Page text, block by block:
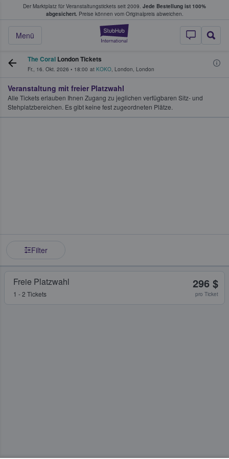
Der Marktplatz für Veranstaltungstickets seit 2009. Jede Bestellung ist 100%
abgesichert. Preise können vom Originalpreis abweichen.
StubHub - Wo
Menü
Tickets kaufen & verkaufen
The Coral London Tickets
Fr., 16. Okt. 2026 • 18:00 at KOKO, London, London
Veranstaltung mit freier Platzwahl
Alle Tickets erlauben Ihnen Zugang zu jeglichen verfügbaren Sitz- und
Stehplatzbereichen. Es gibt keine fest zugeordneten Plätze.
Filter
Freie Platzwahl
1 - 2 Tickets
296 $
pro Ticket